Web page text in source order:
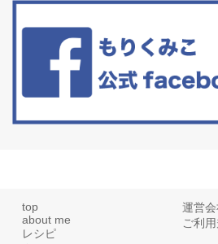
リーブオイルorごま油をたらす。&n...
top
about me
レシピ
運営会
ご利